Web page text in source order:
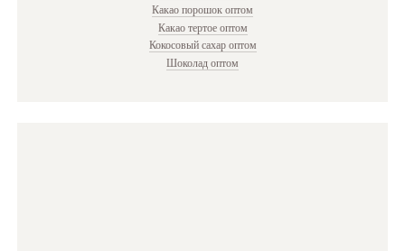
Какао порошок оптом
Какао тертое оптом
Кокосовый сахар оптом
Шоколад оптом